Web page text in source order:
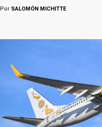
Por SALOMÓN MICHITTE